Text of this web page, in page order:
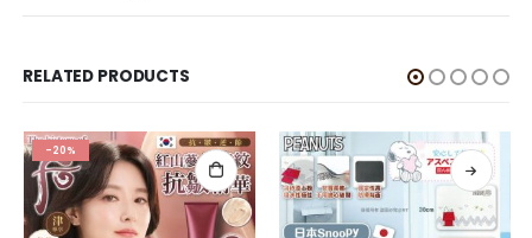
RELATED PRODUCTS
-20%